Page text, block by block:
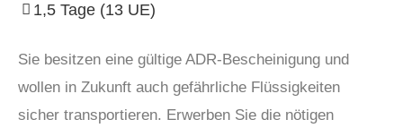
1,5 Tage (13 UE)
Sie besitzen eine gültige ADR-Bescheinigung und
wollen in Zukunft auch gefährliche Flüssigkeiten
sicher transportieren. Erwerben Sie die nötigen